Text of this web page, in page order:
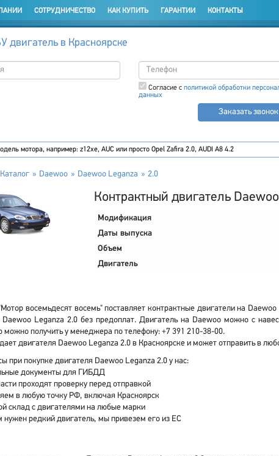
СОТРУДНИЧЕСТВО КАК КУПИТЬ ГАРАНТИИ КОНТАКТЫ
двигатель в Красноярске
Согласие с политикой обработки
данных
Заказать звонок
Каталог Daewoo Daewoo Leganza 2.0
Контрактный двигатель
Модификация
Даты выпуска
Объем
Двигатель
восемьдесят восемь" поставляет контрактные двигатели на
Leganza 2.0 без предоплат. Двигатель на Daewoo можно с
получить у менеджера по телефону: +7 391 210-38-00.
двигателя Daewoo Leganza 2.0 в Красноярске и может отправить в
при покупке двигателя Daewoo Leganza 2.0 у нас:
документы для ГИБДД
проходят проверку перед отправкой
в любую точку РФ, включая Красноярск
склад с двигателями на любые марки
нужен редкий двигатель, мы привезем его из ЕС